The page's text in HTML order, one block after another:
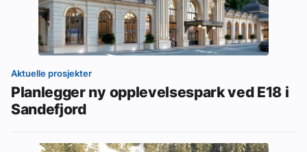
Aktuelle prosjekter
Planlegger ny opplevelsespark ved E18 i
Sandefjord